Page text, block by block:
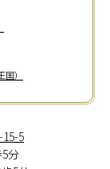
国）
5
分